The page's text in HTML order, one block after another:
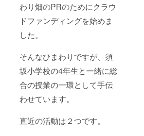
わり畑のPRのためにクラウ
ドファンディングを始めま
した。
そんなひまわりですが、須
坂小学校の4年生と一緒に総
合の授業の一環として手伝
わせています。
直近の活動は２つです。